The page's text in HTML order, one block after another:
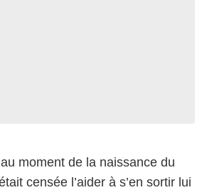
moment de la naissance du
censée l’aider à s’en sortir lui